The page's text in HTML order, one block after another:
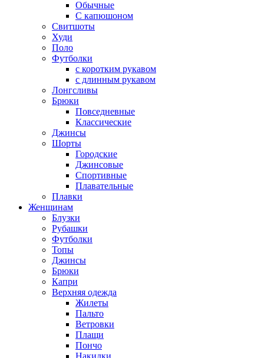
Обычные
С капюшоном
Свитшоты
Худи
Поло
Футболки
с коротким рукавом
с длинным рукавом
Лонгсливы
Брюки
Повседневные
Классические
Джинсы
Шорты
Городские
Джинсовые
Спортивные
Плавательные
Плавки
Женщинам
Блузки
Рубашки
Футболки
Топы
Джинсы
Брюки
Капри
Верхняя одежда
Жилеты
Пальто
Ветровки
Плащи
Пончо
Накидки